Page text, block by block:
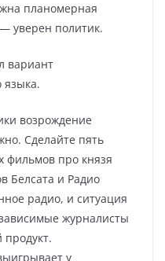
планомерная
уверен политик.
вариант
языка.
возрождение
Сделайте пять
фильмов про князя
Белсата и Радио
радио, и ситуация
журналисты
продукт.
у